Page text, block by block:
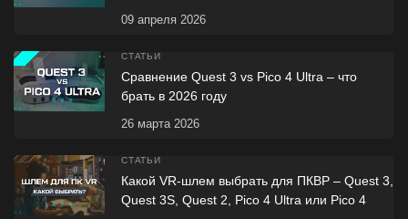
09 апреля 2026
СТАТЬИ
26 марта 2026
Сравнение Quest 3 vs Pico 4 Ultra – что
брать в 2026 году
СТАТЬИ
Какой VR-шлем выбрать для ПКВР – Quest 3,
Quest 3S, Quest 2, Pico 4 Ultra или Pico 4